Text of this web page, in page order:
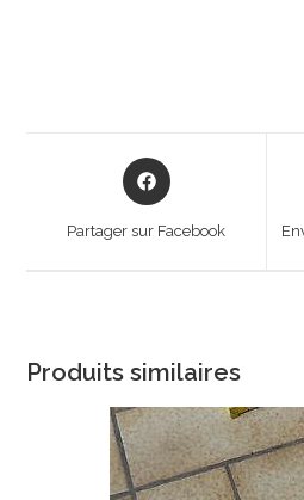
Opens
in
Partager sur Facebook
Produits similaires